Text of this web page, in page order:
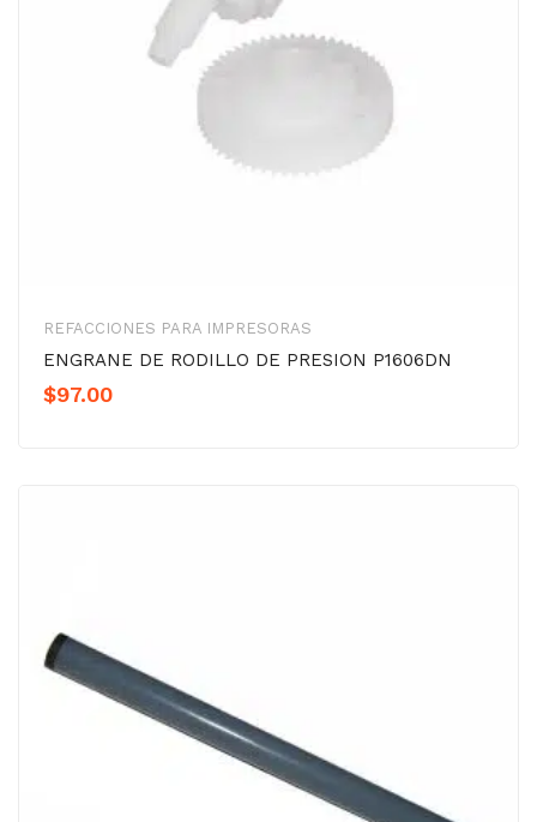
REFACCIONES PARA IMPRESORAS
ENGRANE DE RODILLO DE PRESION P1606DN
$97.00